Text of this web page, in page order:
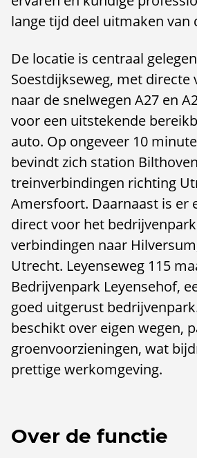
lange tijd deel uitmaken van
De locatie is centraal
Soestdijkseweg, met directe
naar de snelwegen A27 en
voor een uitstekende
auto. Op ongeveer 10
bevindt zich station
treinverbindingen richting
Amersfoort. Daarnaast is er
direct voor het
verbindingen naar
Utrecht. Leyenseweg 115
Bedrijvenpark Leyensehof,
goed uitgerust
beschikt over eigen wegen,
groenvoorzieningen, wat
prettige werkomgeving.
Over de functie